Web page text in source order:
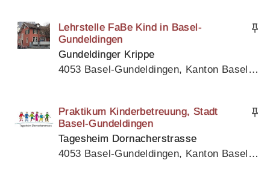
Lehrstelle FaBe Kind in Basel-
Gundeldingen
Gundeldinger Krippe
4053 Basel-Gundeldingen, Kanton Basel Stadt
Praktikum Kinderbetreuung, Stadt
Basel-Gundeldingen
Tagesheim Dornacherstrasse
4053 Basel-Gundeldingen, Kanton Basel Stadt